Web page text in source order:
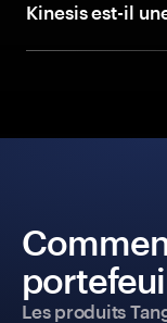
Kinesis est-il
Les produits